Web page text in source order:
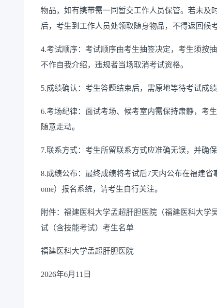
物品，如有携带需一同暂交工作人员保管。若未及
后，考生到工作人员处领取随身物品，不得返回候
4.考试顺序：考试顺序由考生抽签决定，考生须按
不作自我介绍，违规者当场取消考试资格。
5.成绩确认：考生答题结束后，需原地等待考试成
6.考场纪律：面试考场、候考室内需保持肃静，考
随意走动。
7.联系方式：考生所留联系方式应准确无误，并确
8.成绩公布：最终成绩将考试后7天内公布在福建省
ome）报名系统，请考生自行关注。
附件：福建医科大学孟超肝胆医院（福建医科大学
试（含技能考试）考生名单
福建医科大学孟超肝胆医院
2026年6月11日